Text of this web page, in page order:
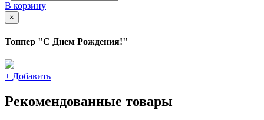
В корзину
×
Топпер "С Днем Рождения!"
+ Добавить
Рекомендованные товары